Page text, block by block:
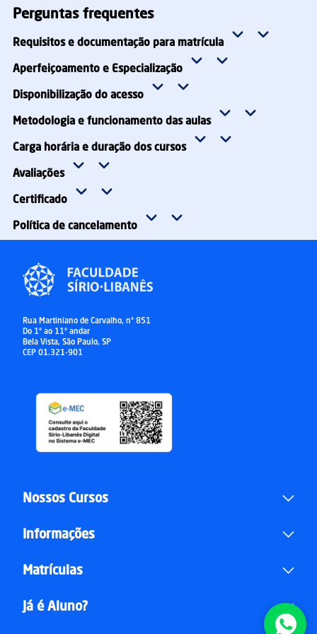
Perguntas frequentes
Requisitos e documentação para matrícula
Aperfeiçoamento e Especialização
Disponibilização do acesso
Metodologia e funcionamento das aulas
Carga horária e duração dos cursos
Avaliações
Certificado
Política de cancelamento
Rua Martiniano de Carvalho, nº 851
Do 1º ao 11º andar
Bela Vista, São Paulo, SP
CEP 01.321-901
Nossos Cursos
Informações
Matrículas
Já é Aluno?